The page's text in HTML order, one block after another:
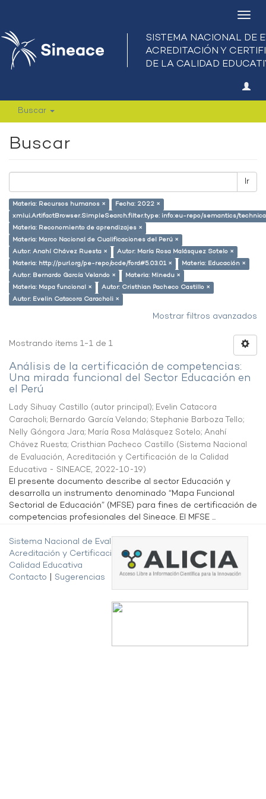
Buscar
Buscar
Ir
Materia: Recursos humanos ×
Fecha: 2022 ×
xmlui.ArtifactBrowser.SimpleSearch.filter.type: info:eu-repo/semantics/
Materia: Reconomiento de aprendizajes ×
Materia: Marco Nacional de Cualificaciones del Perú ×
Autor: Anahí Chávez Ruesta ×
Autor: María Rosa Malásquez Sotelo ×
Materia: http://purl.org/pe-repo/ocde/ford#5.03.01 ×
Materia: Educación ×
Autor: Bernardo García Velando ×
Materia: Minedu ×
Materia: Mapa funcional ×
Autor: Cristhian Pacheco Castillo ×
Autor: Evelin Catacora Caracholi ×
Mostrar filtros avanzados
Mostrando ítems 1-1 de 1
Análisis de la certificación de competencias:
Una mirada funcional del Sector Educación en
el Perú
Lady Sihuay Castillo (autor principal); Evelin Catacora
Caracholi; Bernardo García Velando; Stephanie Barboza Tello;
Nelly Góngora Jara; María Rosa Malásquez Sotelo; Anahí
Chávez Ruesta; Cristhian Pacheco Castillo (Sistema Nacional
de Evaluación, Acreditación y Certificación de la Calidad
Educativa - SINEACE, 2022-10-19)
El presente documento describe al sector Educación y
desarrolla un instrumento denominado “Mapa Funcional
Sectorial de Educación” (MFSE) para fines de certificación de
competencias profesionales del Sineace. El MFSE ...
Sistema Nacional de Evaluación,
Acreditación y Certificación de la
Calidad Educativa
Contacto
Sugerencias